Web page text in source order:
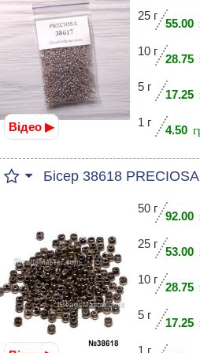
Відео ▶
25 г
55.00
10 г
28.75
5 г
17.25
1 г
4.50
Бісер 38618 PRECIOSA
50 г
92.00
25 г
53.00
10 г
28.75
5 г
17.25
1 г